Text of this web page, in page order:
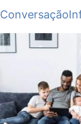
Conversação